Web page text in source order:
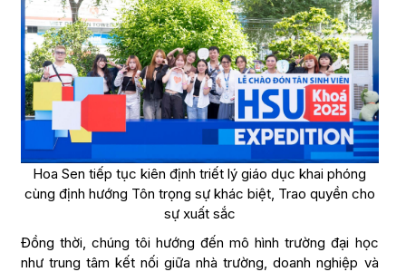
Hoa Sen tiếp tục kiên định triết lý giáo dục khai phóng
cùng định hướng Tôn trọng sự khác biệt, Trao quyền cho
sự xuất sắc
Đồng thời, chúng tôi hướng đến mô hình trường đại học
như trung tâm kết nối giữa nhà trường, doanh nghiệp và